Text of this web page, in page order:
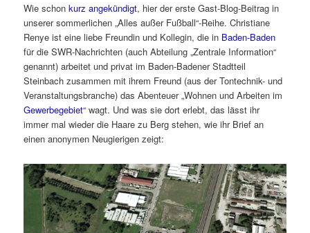
Wie schonkurz angekündigt, hier der erste Gast-Blog-Beitrag in
unserer sommerlichen „Alles außer Fußball“-Reihe. Christiane
Renye ist eine liebe Freundin und Kollegin, die in Baden-Baden
für die SWR-Nachrichten (auch Abteilung „Zentrale Information“
genannt) arbeitet und privat im Baden-Badener Stadtteil
Steinbach zusammen mit ihrem Freund (aus der Tontechnik- und
Veranstaltungsbranche) das Abenteuer „Wohnen und Arbeiten im
Gewerbegebiet“ wagt. Und was sie dort erlebt, das lässt ihr
immer mal wieder die Haare zu Berg stehen, wie ihr Brief an
einen anonymen Neugierigen zeigt: